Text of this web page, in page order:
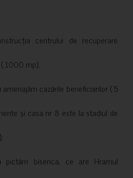
centrului de recuperare
( 1000 mp);
cazările beneficiarilor ( 5
și casa nr 8 este la stadiul de
pictăm biserica, ce are Hramul